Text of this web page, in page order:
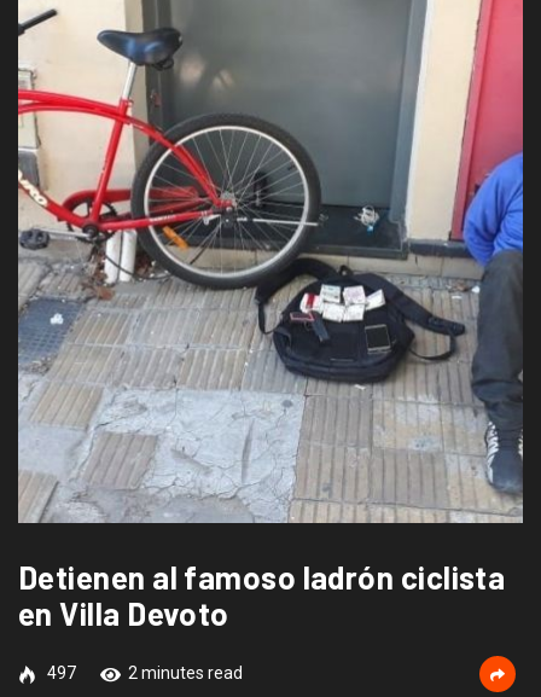
Detienen al famoso ladrón ciclista
en Villa Devoto
497 2 minutes read